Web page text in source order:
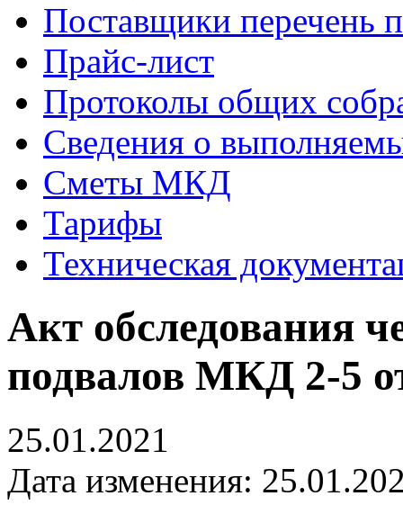
Поставщики перечень
Прайс-лист
Протоколы общих
Сведения о
Сметы МКД
Тарифы
Техническая
Акт обследования
подвалов МКД 2-5
25.01.2021
Дата изменения: